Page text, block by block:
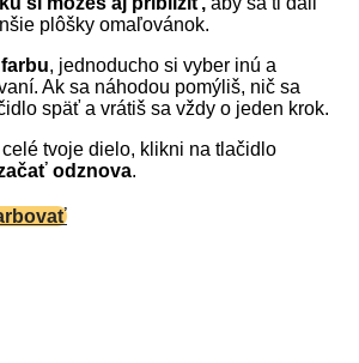
plôšky omaľovánok.
, jednoducho si vyber inú a
Ak sa náhodou pomýliš, nič sa
späť a vrátiš sa vždy o jeden krok.
tvoje dielo, klikni na tlačidlo
odznova.